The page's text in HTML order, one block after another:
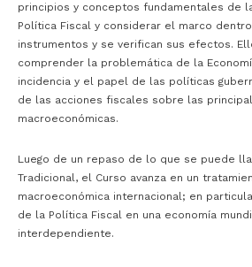
principios y conceptos fundamentales de
Política Fiscal y considerar el marco
instrumentos y se verifican sus efectos.
comprender la problemática de la
incidencia y el papel de las políticas
de las acciones fiscales sobre las
macroeconómicas.
Luego de un repaso de lo que se puede
Tradicional, el Curso avanza en un
macroeconómica internacional; en
de la Política Fiscal en una economía
interdependiente.